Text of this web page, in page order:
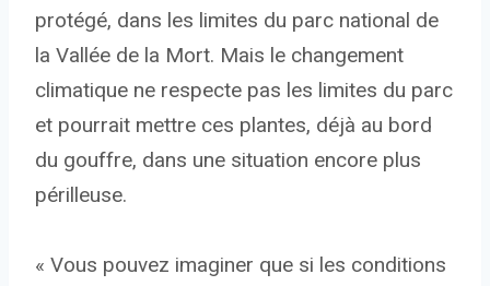
protégé, dans les limites du parc national de
la Vallée de la Mort. Mais le changement
climatique ne respecte pas les limites du parc
et pourrait mettre ces plantes, déjà au bord
du gouffre, dans une situation encore plus
périlleuse.
« Vous pouvez imaginer que si les conditions